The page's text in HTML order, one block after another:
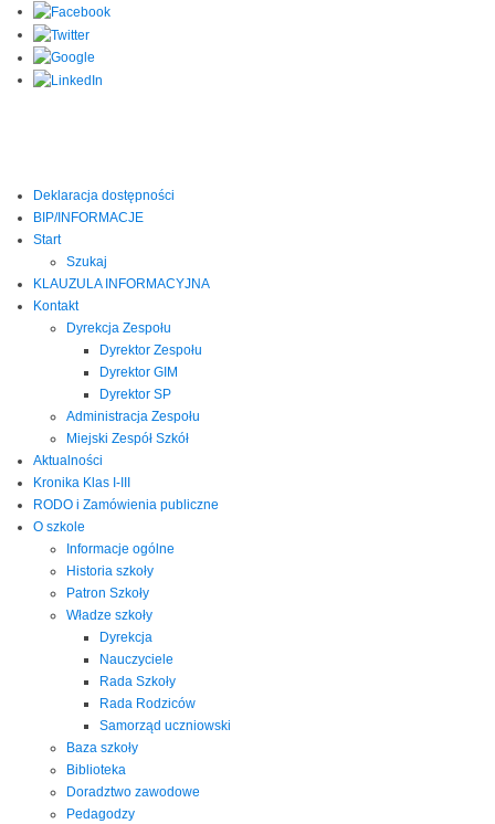
Deklaracja dostępności
BIP/INFORMACJE
Start
Szukaj
KLAUZULA INFORMACYJNA
Kontakt
Dyrekcja Zespołu
Dyrektor Zespołu
Dyrektor GIM
Dyrektor SP
Administracja Zespołu
Miejski Zespół Szkół
Aktualności
Kronika Klas I-III
RODO i Zamówienia publiczne
O szkole
Informacje ogólne
Historia szkoły
Patron Szkoły
Władze szkoły
Dyrekcja
Nauczyciele
Rada Szkoły
Rada Rodziców
Samorząd uczniowski
Baza szkoły
Biblioteka
Doradztwo zawodowe
Pedagodzy